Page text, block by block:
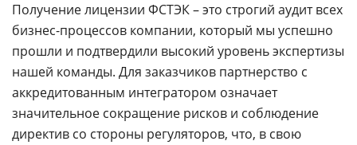
Получение лицензии ФСТЭК – это строгий аудит всех
бизнес-процессов компании, который мы успешно
прошли и подтвердили высокий уровень экспертизы
нашей команды. Для заказчиков партнерство с
аккредитованным интегратором означает
значительное сокращение рисков и соблюдение
директив со стороны регуляторов, что, в свою